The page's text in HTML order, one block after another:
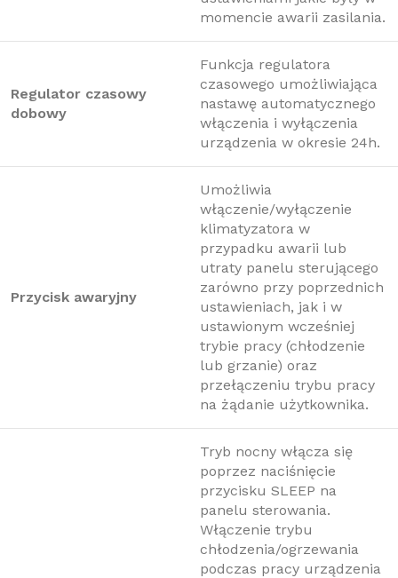
momencie awarii zasilania.
Regulator czasowy
dobowy
Funkcja regulatora
czasowego umożliwiająca
nastawę automatycznego
włączenia i wyłączenia
urządzenia w okresie 24h.
Przycisk awaryjny
Umożliwia
włączenie/wyłączenie
klimatyzatora w
przypadku awarii lub
utraty panelu sterującego
zarówno przy poprzednich
ustawieniach, jak i w
ustawionym wcześniej
trybie pracy (chłodzenie
lub grzanie) oraz
przełączeniu trybu pracy
na żądanie użytkownika.
Tryb nocny włącza się
poprzez naciśnięcie
przycisku SLEEP na
panelu sterowania.
Włączenie trybu
chłodzenia/ogrzewania
podczas pracy urządzenia